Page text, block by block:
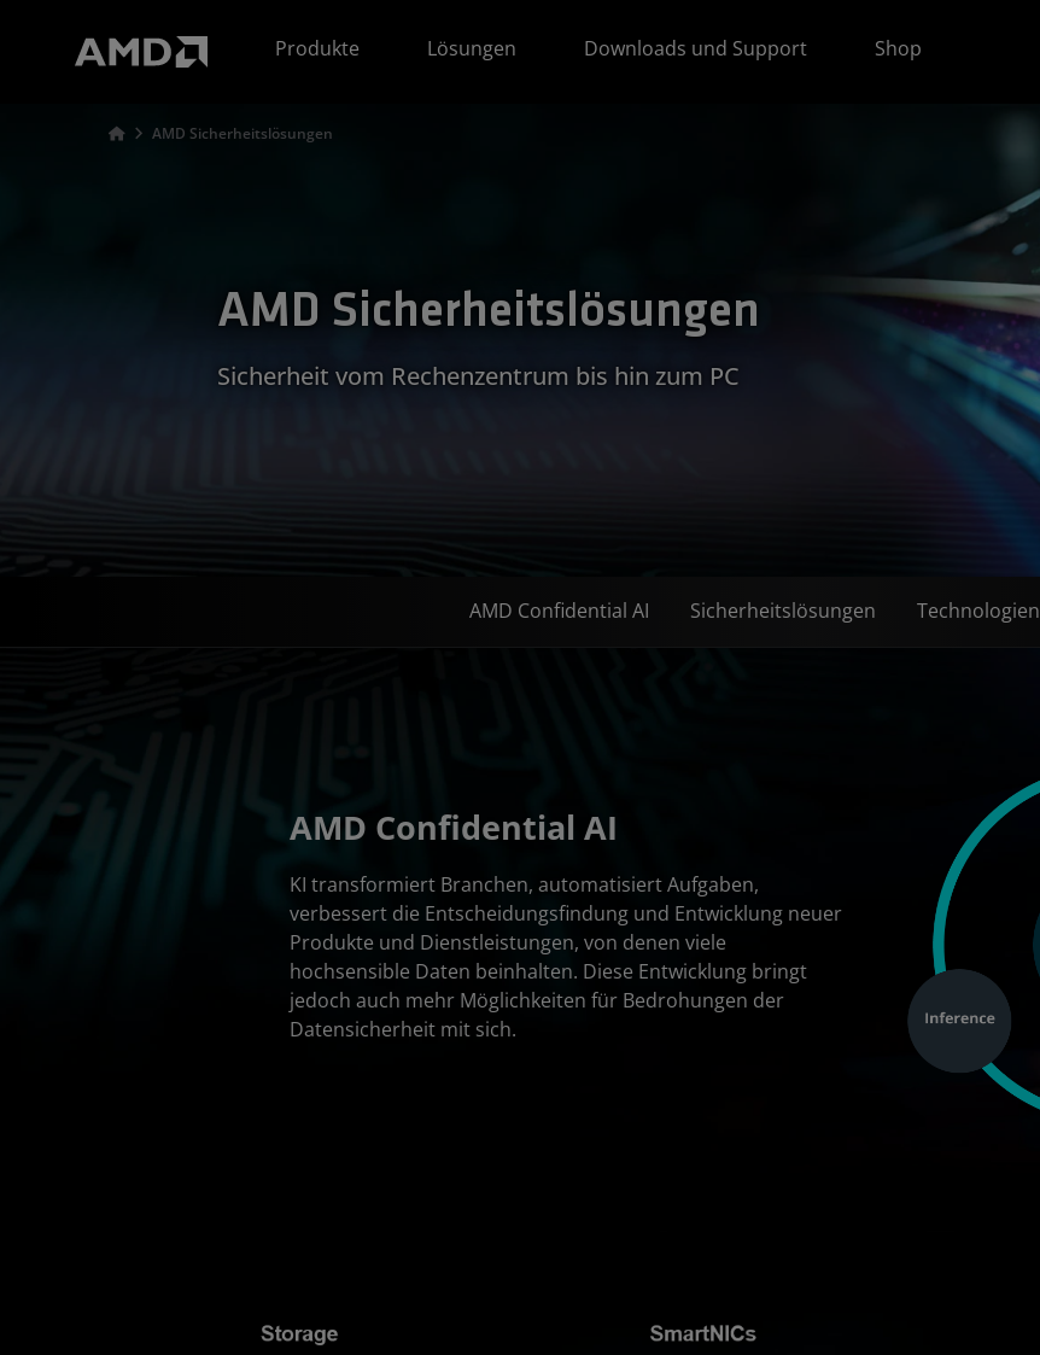
Produkte
Lösungen Downloads und Support Shop
AMD Sicherheitslösungen
AMD Sicherheitslösungen
Sicherheit vom Rechenzentrum bis hin zum PC
AMD Confidential AI Sicherheitslösungen Technologien
AMD Confidential AI
KI transformiert Branchen, automatisiert Aufgaben,
verbessert die Entscheidungsfindung und Entwicklung neuer
Produkte und Dienstleistungen, von denen viele
hochsensible Daten beinhalten. Diese Entwicklung bringt
jedoch auch mehr Möglichkeiten für Bedrohungen der
Datensicherheit mit sich.